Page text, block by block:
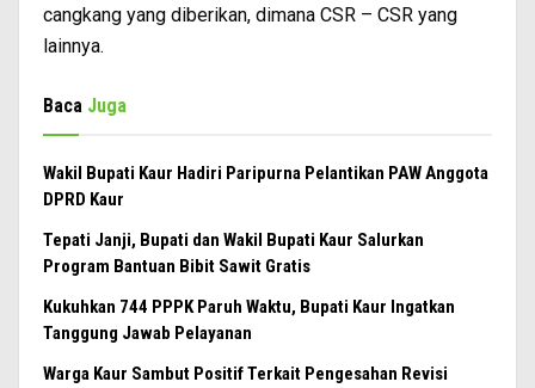
cangkang yang diberikan, dimana CSR – CSR yang
lainnya.
Baca Juga
Wakil Bupati Kaur Hadiri Paripurna Pelantikan PAW Anggota
DPRD Kaur
Tepati Janji, Bupati dan Wakil Bupati Kaur Salurkan
Program Bantuan Bibit Sawit Gratis
Kukuhkan 744 PPPK Paruh Waktu, Bupati Kaur Ingatkan
Tanggung Jawab Pelayanan
Warga Kaur Sambut Positif Terkait Pengesahan Revisi